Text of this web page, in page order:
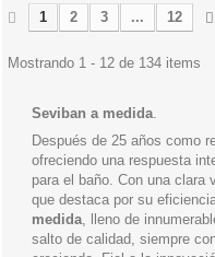
1 2 3 ... 12
Mostrando 1 - 12 de 134 items
Seviban a medida.
Después de 25 años como
ofreciendo una respuesta
para el baño. Con una clara
que destaca por su
medida, lleno de
salto de calidad, siempre